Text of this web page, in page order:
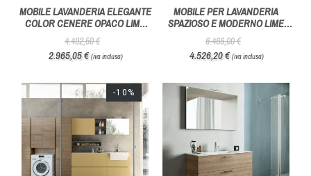
MOBILE LAVANDERIA ELEGANTE
COLOR CENERE OPACO LIME
WASH COMPOSIZIONE 05 -
AZZURRA BAGNI
4.492,50 €
2.965,05 €(iva inclusa)
MOBILE PER LAVANDERIA
SPAZIOSO E MODERNO LIME
WASH COMPOSIZIONE 07 -
AZZURRA BAGNI
6.466,00 €
4.526,20 €(iva inclusa)
-10%